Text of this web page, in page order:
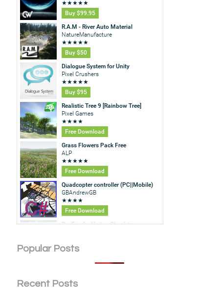
Popular Posts
Recent Posts